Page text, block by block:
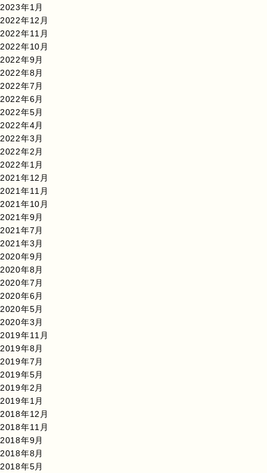
2023年1月
2022年12月
2022年11月
2022年10月
2022年9月
2022年8月
2022年7月
2022年6月
2022年5月
2022年4月
2022年3月
2022年2月
2022年1月
2021年12月
2021年11月
2021年10月
2021年9月
2021年7月
2021年3月
2020年9月
2020年8月
2020年7月
2020年6月
2020年5月
2020年3月
2019年11月
2019年8月
2019年7月
2019年5月
2019年2月
2019年1月
2018年12月
2018年11月
2018年9月
2018年8月
2018年5月